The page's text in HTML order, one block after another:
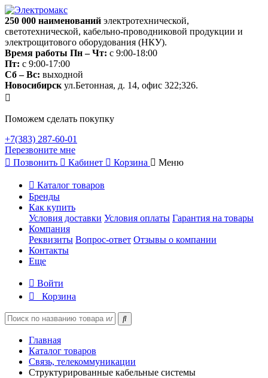
250 000 наименований электротехнической,
светотехнической, кабельно-проводниковой продукции и
электрощитового оборудования (НКУ).
Время работы Пн – Чт: с 9:00-18:00
Пт: с 9:00-17:00
Сб – Вс: выходной
Новосибирск ул.Бетонная, д. 14, офис 322;326.
Поможем сделать покупку
+7(383) 287-60-01
Перезвоните мне
Позвонить
Кабинет Корзина Меню
Каталог товаров
Бренды
Как купить
Условия доставки Условия оплаты Гарантия на товары
Компания
Реквизиты Вопрос-ответ Отзывы о компании
Контакты
Еще
Войти
Корзина
Главная
Каталог товаров
Связь, телекоммуникации
Структурированные кабельные системы